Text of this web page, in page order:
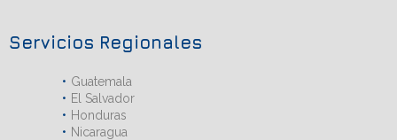
Servicios Regionales
Guatemala
El Salvador
Honduras
Nicaragua